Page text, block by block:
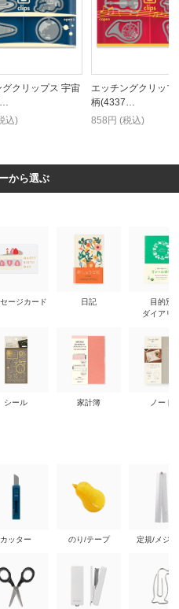
グクリップス 宇宙
込)
エッチングクリップ
柄(4337…
858円 (税込)
から選ぶ
ージカード
シール
日記
家計簿
目的別
ダイアリ
ノート
カッター のり/テープ 定規/メジ